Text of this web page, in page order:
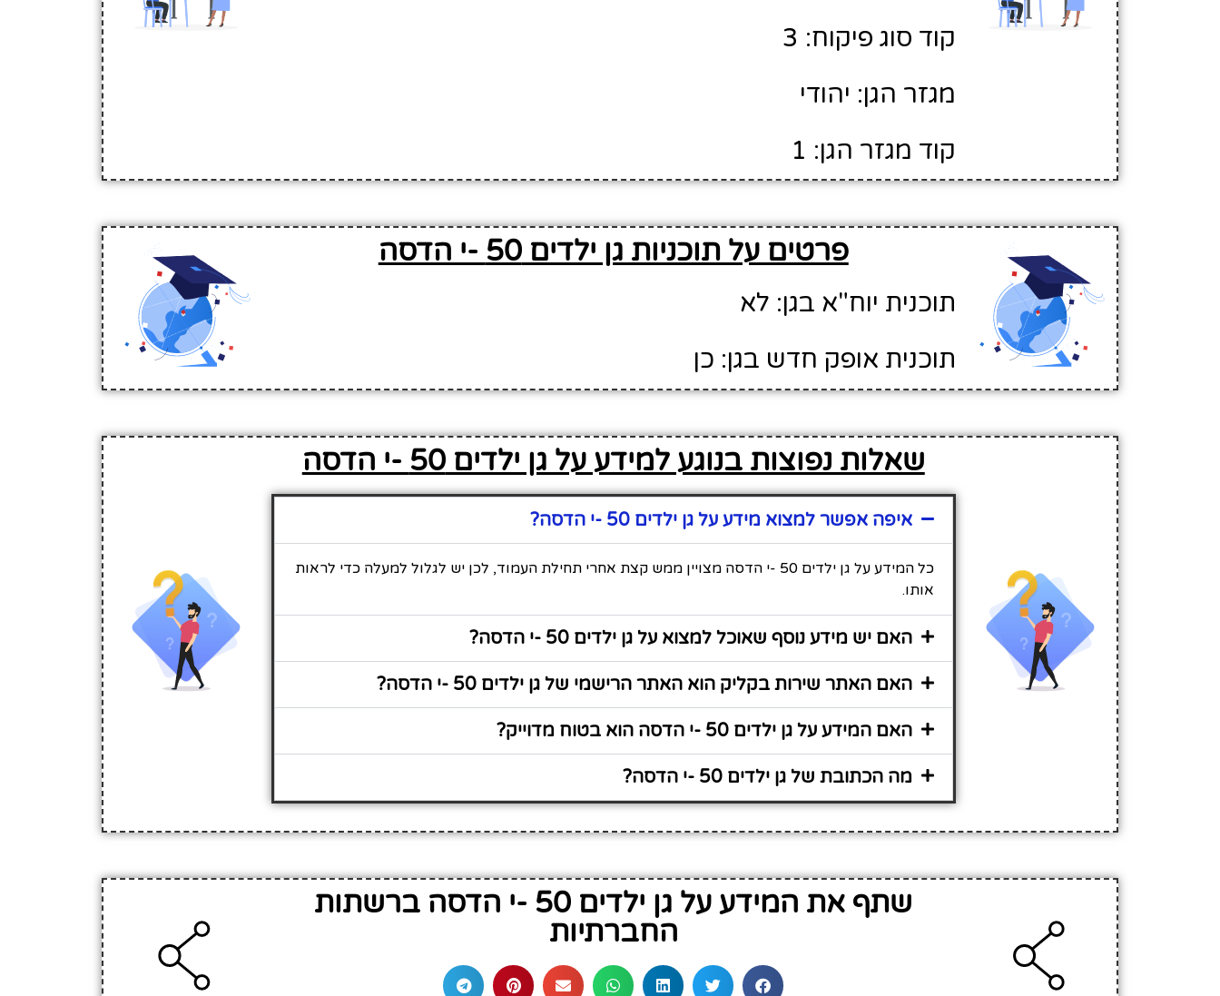
קוד סוג פיקוח: 3
מגזר הגן: יהודי
קוד מגזר הגן: 1
פרטים על תוכניות גן ילדים 50 -י הדסה
תוכנית יוח"א בגן: לא
תוכנית אופק חדש בגן: כן
שאלות נפוצות בנוגע למידע על גן ילדים 50 -י הדסה
איפה אפשר למצוא מידע על גן ילדים 50 -י הדסה?
כל המידע על גן ילדים 50 -י הדסה מצויין ממש קצת אחרי תחילת העמוד, לכן יש לגלול למעלה כדי לראות
אותו.
האם יש מידע נוסף שאוכל למצוא על גן ילדים 50 -י הדסה?
האם האתר שירות בקליק הוא האתר הרישמי של גן ילדים 50 -י הדסה?
האם המידע על גן ילדים 50 -י הדסה הוא בטוח מדוייק?
מה הכתובת של גן ילדים 50 -י הדסה?
שתף את המידע על גן ילדים 50 -י הדסה ברשתות
החברתיות